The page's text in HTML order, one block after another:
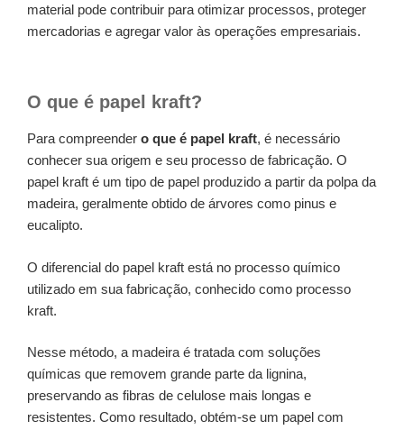
material pode contribuir para otimizar processos, proteger
mercadorias e agregar valor às operações empresariais.
O que é papel kraft?
Para compreender o que é papel kraft, é necessário
conhecer sua origem e seu processo de fabricação. O
papel kraft é um tipo de papel produzido a partir da polpa da
madeira, geralmente obtido de árvores como pinus e
eucalipto.
O diferencial do papel kraft está no processo químico
utilizado em sua fabricação, conhecido como processo
kraft.
Nesse método, a madeira é tratada com soluções
químicas que removem grande parte da lignina,
preservando as fibras de celulose mais longas e
resistentes. Como resultado, obtém-se um papel com